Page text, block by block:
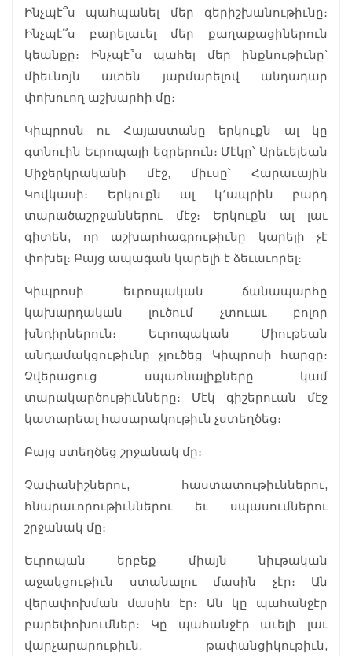
Ինչպէ՞ս պահպանել մեր գերիշխանութիւնը։
Ինչպէ՞ս բարելաւել մեր քաղաքացիներուն
կեանքը։ Ինչպէ՞ս պահել մեր ինքնութիւնը՝
միեւնոյն ատեն յարմարելով անդադար
փոխուող աշխարհի մը։
Կիպրոսն ու Հայաստանը երկուքն ալ կը
գտնուին Եւրոպայի եզրերուն։ Մէկը՝ Արեւելեան
Միջերկրականի մէջ, միւսը՝ Հարաւային
Կովկասի։ Երկուքն ալ կ՚ապրին բարդ
տարածաշրջաններու մէջ։ Երկուքն ալ լաւ
գիտեն, որ աշխարհագրութիւնը կարելի չէ
փոխել։ Բայց ապագան կարելի է ձեւաւորել։
Կիպրոսի եւրոպական ճանապարհը
կախարդական լուծում չտուաւ բոլոր
խնդիրներուն։ Եւրոպական Միութեան
անդամակցութիւնը չլուծեց Կիպրոսի հարցը։
Չվերացուց սպառնալիքները կամ
տարակարծութիւնները։ Մէկ գիշերուան մէջ
կատարեալ հասարակութիւն չստեղծեց։
Բայց ստեղծեց շրջանակ մը։
Չափանիշներու, հաստատութիւններու,
հնարաւորութիւններու եւ սպասումներու
շրջանակ մը։
Եւրոպան երբեք միայն նիւթական
աջակցութիւն ստանալու մասին չէր։ Ան
վերափոխման մասին էր։ Ան կը պահանջէր
բարեփոխումներ։ Կը պահանջէր աւելի լաւ
վարչարարութիւն, թափանցիկութիւն,